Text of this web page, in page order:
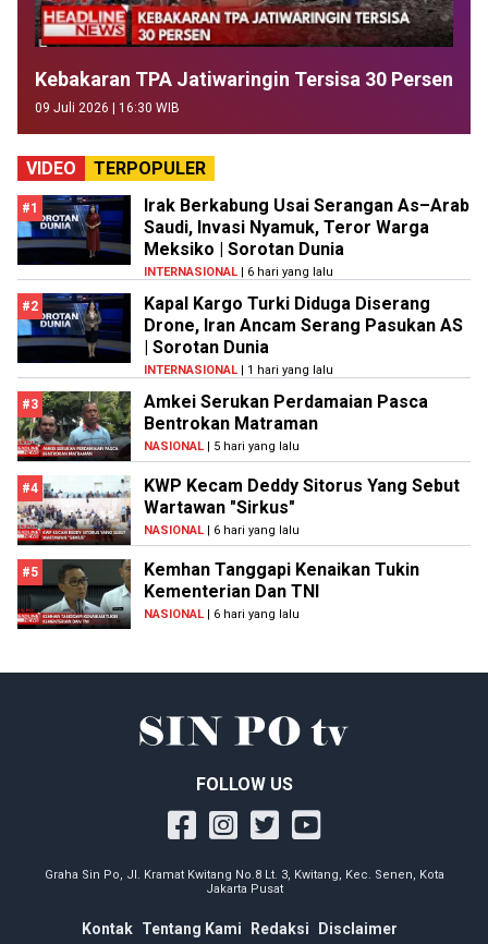
Kebakaran TPA Jatiwaringin Tersisa 30 Persen
09 Juli 2026 | 16:30 WIB
VIDEO TERPOPULER
#1
Irak Berkabung Usai Serangan As–Arab
Saudi, Invasi Nyamuk, Teror Warga
Meksiko | Sorotan Dunia
INTERNASIONAL | 6 hari yang lalu
#2
Kapal Kargo Turki Diduga Diserang
Drone, Iran Ancam Serang Pasukan AS
| Sorotan Dunia
INTERNASIONAL | 1 hari yang lalu
#3
Amkei Serukan Perdamaian Pasca
Bentrokan Matraman
NASIONAL | 5 hari yang lalu
#4
KWP Kecam Deddy Sitorus Yang Sebut
Wartawan "Sirkus"
NASIONAL | 6 hari yang lalu
#5
Kemhan Tanggapi Kenaikan Tukin
Kementerian Dan TNI
NASIONAL | 6 hari yang lalu
FOLLOW US
Graha Sin Po, Jl. Kramat Kwitang No.8 Lt. 3, Kwitang, Kec. Senen, Kota
Jakarta Pusat
Kontak Tentang Kami Redaksi
Disclaimer